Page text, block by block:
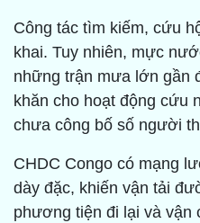
Công tác tìm kiếm, cứu
khai. Tuy nhiên, mực
những trận mưa lớn gần
khăn cho hoạt động cứu
chưa công bố số người
CHDC Congo có mạng
dày đặc, khiến vận tải
phương tiện đi lại và vận